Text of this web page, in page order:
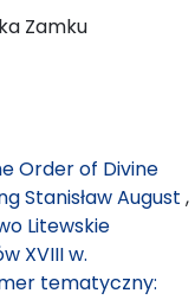
Zamku
Order of Divine
Stanisław August ,
Litewskie
XVIII w.
tematyczny: